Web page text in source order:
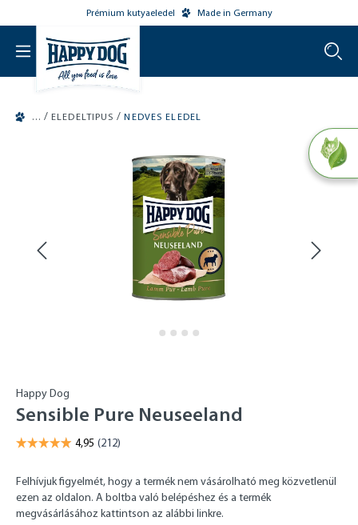
Prémium kutyaeledel Made in Germany
/ ELEDELTIPUS / NEDVES ELEDEL
Happy Dog
Sensible Pure Neuseeland
Felhívjuk figyelmét, hogy a termék nem vásárolható meg közvetlenül
ezen az oldalon. A boltba való belépéshez és a termék
megvásárlásához kattintson az alábbi linkre.